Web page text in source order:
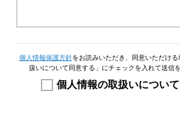
個人情報保護方針をお読みいただき、同意いただける
扱いについて同意する」にチェックを入れて送信
個人情報の取扱いについ